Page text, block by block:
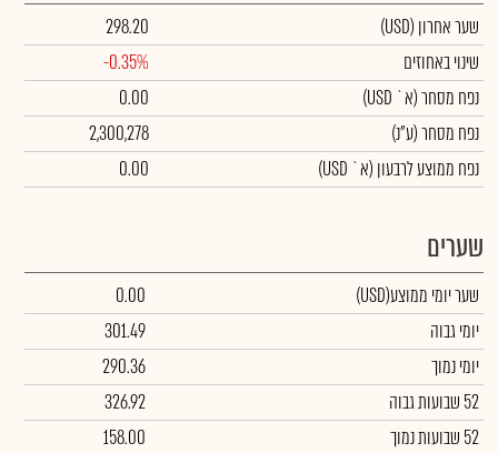
שער אחרון (USD)
298.20
שינוי באחוזים
-0.35%
נפח מסחר(א` USD)
0.00
נפח מסחר(ע"נ)
2,300,278
נפח ממוצע לרבעון (א` USD)
0.00
שערים
שער יומי ממוצע(USD)
0.00
יומי גבוה
301.49
יומי נמוך
290.36
52 שבועות גבוה
326.92
52 שבועות נמוך
158.00